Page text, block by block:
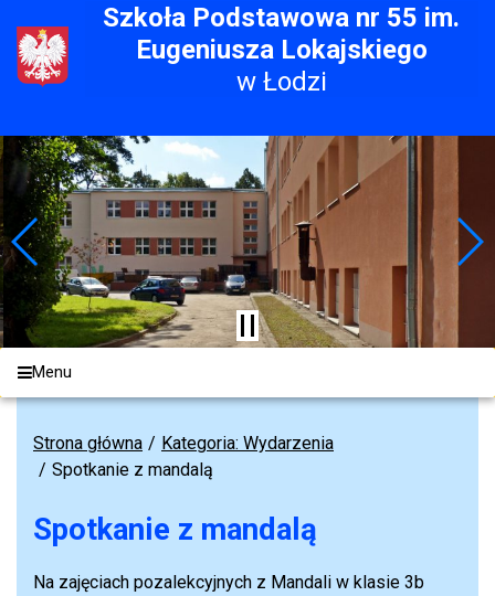
Szkoła Podstawowa nr 55 im.
Eugeniusza Lokajskiego
w Łodzi
Menu
Strona główna
Kategoria: Wydarzenia
Spotkanie z mandalą
Spotkanie z mandalą
Na zajęciach pozalekcyjnych z Mandali w klasie 3b